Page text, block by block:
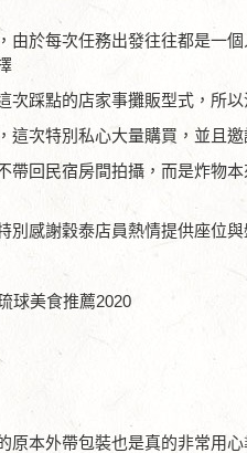
由於每次任務出發往往都是一
次踩點的店家事攤販型式，所
這次特別私心大量購買，並且
帶回民宿房間拍攝，而是炸物
別感謝穀泰店員熱情提供座位
原本外帶包裝也是真的非常用